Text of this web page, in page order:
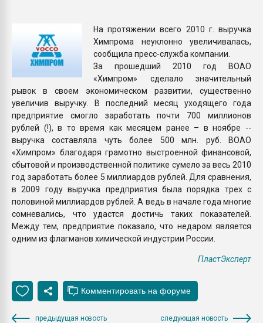
ПЕРЕЙТИ НА
На протяжении всего 2010 г. выручка
Химпрома неуклонно увеличивалась,
сообщила пресс-служба компании.
За прошедший 2010 год ВОАО
«Химпром» сделало значительный
рывок в своем экономическом развитии, существенно
увеличив выручку. В последний месяц уходящего года
предприятие смогло заработать почти 700 миллионов
рублей (!), в то время как месяцем ранее – в ноябре --
выручка составляла чуть более 500 млн. руб. ВОАО
«Химпром» благодаря грамотно выстроенной финансовой,
сбытовой и производственной политике сумело за весь 2010
год заработать более 5 миллиардов рублей. Для сравнения,
в 2009 году выручка предприятия была порядка трех с
половиной миллиардов рублей. А ведь в начале года многие
сомневались, что удастся достичь таких показателей.
Между тем, предприятие показало, что недаром является
одним из флагманов химической индустрии России.
ПластЭксперт
предыдущая новость следующая новость